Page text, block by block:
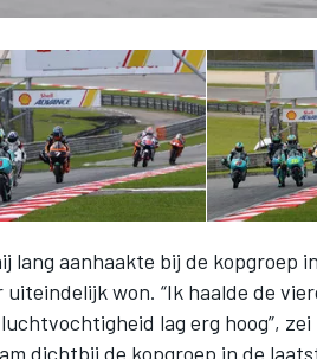
lang aanhaakte bij de kopgroep
won. “Ik haalde de
lag erg hoog”,
dichtbij de kopgroep in de